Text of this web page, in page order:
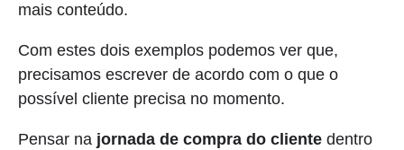
mais conteúdo.
Com estes dois exemplos podemos ver que,
precisamos escrever de acordo com o que o
possível cliente precisa no momento.
Pensar na jornada de compra do cliente dentro